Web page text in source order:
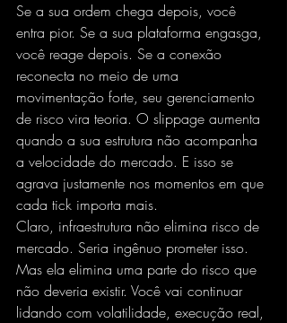
Se a sua ordem chega depois, você
entra pior. Se a sua plataforma engasga,
você reage depois. Se a conexão
reconecta no meio de uma
movimentação forte, seu gerenciamento
de risco vira teoria. O slippage aumenta
quando a sua estrutura não acompanha
a velocidade do mercado. E isso se
agrava justamente nos momentos em que
cada tick importa mais.
Claro, infraestrutura não elimina risco de
mercado. Seria ingênuo prometer isso.
Mas ela elimina uma parte do risco que
não deveria existir. Você vai continuar
lidando com volatilidade, execução real,